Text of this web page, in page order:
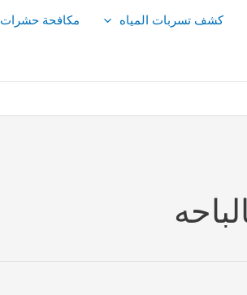
كشف تسربات المياه مكافحة حشرات